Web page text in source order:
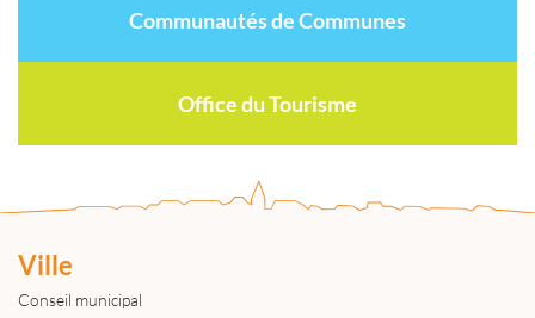
Communautés de Communes
Office du Tourisme
Ville
Conseil municipal